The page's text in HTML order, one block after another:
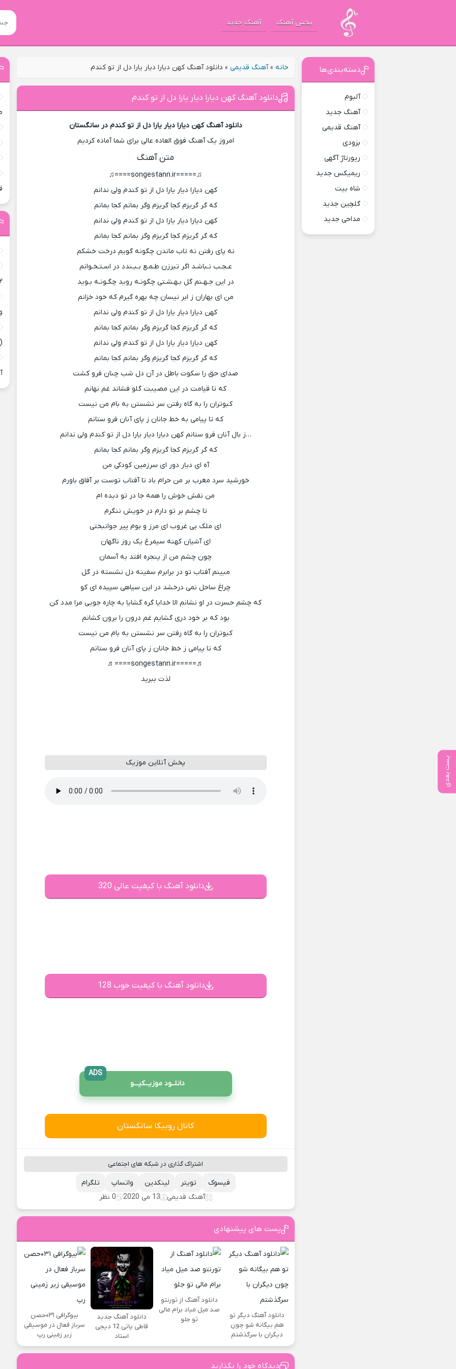
پخش آهنگ آهنگ جدید
خانه »آهنگ قدیمی » دانلود آهنگ کهن دیارا دیار یارا دل از تو کندم
پست بعدی
دانلود آهنگ کهن دیارا دیار یارا دل از تو کندم
دانلود آهنگ کهن دیارا دیار یارا دل از تو کندم در سانگستان
امروز یک آهنگ فوق العاده عالی برای شما آماده کردیم
متن آهنگ
♫=====songestann.ir====♫
کهن دیارا دیار یارا دل از تو کندم ولی ندانم
که گر گریزم کجا گریزم وگر بمانم کجا بمانم
کهن دیارا دیار یارا دل از تو کندم ولی ندانم
که گر گریزم کجا گریزم وگر بمانم کجا بمانم
نه پای رفتن نه تاب ماندن چگونه گویم درخت خشکم
عـجـب نـباشـد اگر تبرزن طـمـع بـبـندد در اسـتـخـوانم
در این جـهـنم گل بـهـشـتی چگونـه روید چگـونـه بـوید
من ای بهاران ز ابر نیسان چه بهره گیرم که خود خزانم
کهن دیارا دیار یارا دل از تو کندم ولی ندانم
که گر گریزم کجا گریزم وگر بمانم کجا بمانم
کهن دیارا دیار یارا دل از تو کندم ولی ندانم
که گر گریزم کجا گریزم وگر بمانم کجا بمانم
صدای حق را سکوت باطل در آن دل شب چنان فرو کشت
که تا قیامت در این مصیبت گلو فشاند غم نهانم
کبوتران را به گاه رفتن سر نشستن به بام من نیست
که تا پیامی به خط جانان ز پای آنان فرو ستانم
…ز بال آنان فرو ستانم کهن دیارا دیار یارا دل از تو کندم ولی ندانم
که گر گریزم کجا گریزم وگر بمانم کجا بمانم
آه ای دیار دور ای سرزمین کودکی من
خورشید سرد مغرب بر من حرام باد تا آفتاب توست بر آفاق باورم
من نقش خوش را همه جا در تو دیده ام
تا چشم بر تو دارم در خویش ننگرم
ای ملک بی غروب ای مرز و بوم پیر جوانبختی
ای آشیان کهنه سیمرغ یک روز ناگهان
چون چشم من از پنجره افتد به آسمان
مبینم آفتاب تو در برابرم سفینه دل نشسته در گل
چراغ ساحل نمی درخشد در این سیاهی سپیده ای کو
که چشم حسرت در او نشانم الا خدایا گره گشایا به چاره جویی مرا مدد کن
بود که بر خود دری گشایم غم درون را برون کشانم
کبوتران را به گاه رفتن سر نشستن به بام من نیست
که تا پیامی ز خط جانان ز پای آنان فرو ستانم
♬=====songestann.ir====♬
لذت ببرید
پخش آنلاین موزیک
دانلود آهنگ با کیفیت عالی 320
دانلود آهنگ با کیفیت خوب 128
دانلــود موزیــکیـــو
ADS
کانال روبیکا سانگستان
اشتراک گذاری در شبکه های اجتماعی
تلگرام واتساپ لینکدین تویتر
فیسوک
آهنگ قدیمی
13 می 2020 0 نظر
پست های پیشنهادی
دانلود آهنگ دیگر تو
هم بیگانه شو چون
دیگران با سرگذشتم
دانلود آهنگ از تورنتو
صد میل میاد برام مالی
تو جلو
دانلود آهنگ جدید
قاطی پاتی 12 دیجی
استاد
بیوگرافی ۰۳۱حصن
سرباز فعال در موسیقی
زیر زمینی رپ
دیدگاه خود را بگذارید
دسته‌بندی‌ها
آلبوم
آهنگ جدید
آهنگ قدیمی
بزودی
رپورتاژ آگهی
ریمیکس جدید
شاه بیت
گلچین جدید
مداحی جدید
۲